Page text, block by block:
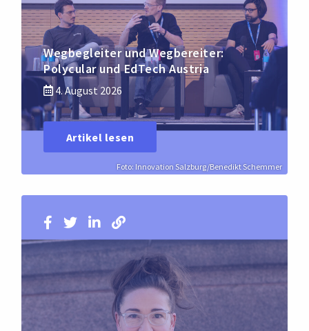
Foto: Innovation Salzburg/Benedikt Schemmer
Wegbegleiter und Wegbereiter:
Polycular und EdTech Austria
4. August 2026
Artikel lesen